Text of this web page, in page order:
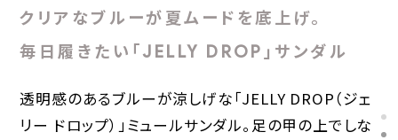
クリアなブルーが夏ムードを底上げ。
毎日履きたい「JELLY DROP」サンダル
透明感のあるブルーが涼しげな「JELLY DROP（ジェ
リー ドロップ）」ミュールサンダル。足の甲の上でしな